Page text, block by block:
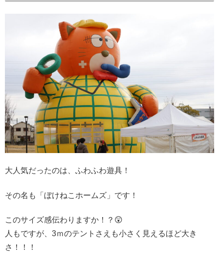
大人気だったのは、ふわふわ遊具！
その名も「ぼけねこホームズ」です！
このサイズ感伝わりますか！？😲
人もですが、3ｍのテントさえも小さく見えるほど大き
さ！！！